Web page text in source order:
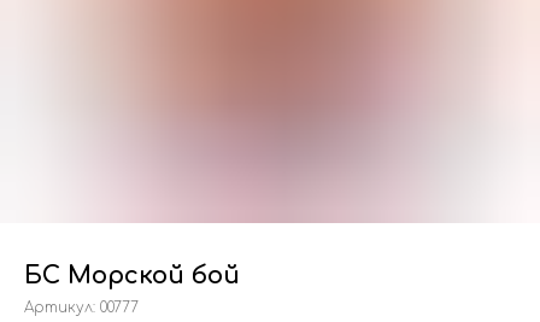
БС Морской бой
Артикул: 00777